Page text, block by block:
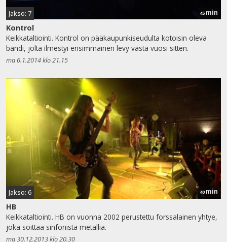
Jakso: 7 45 min
Kontrol
Keikkataltiointi. Kontrol on pääkaupunkiseudulta kotoisin oleva
bändi, jolta ilmestyi ensimmäinen levy vasta vuosi sitten.
ma 6.1.2014 klo 21.15
Jakso: 6 40 min
HB
Keikkataltiointi. HB on vuonna 2002 perustettu forssalainen yhtye,
joka soittaa sinfonista metallia.
ma 30.12.2013 klo 20.30